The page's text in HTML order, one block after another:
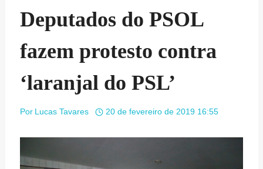
Deputados do PSOL
fazem protesto contra
‘laranjal do PSL’
Por Lucas Tavares 20 de fevereiro de 2019 16:55